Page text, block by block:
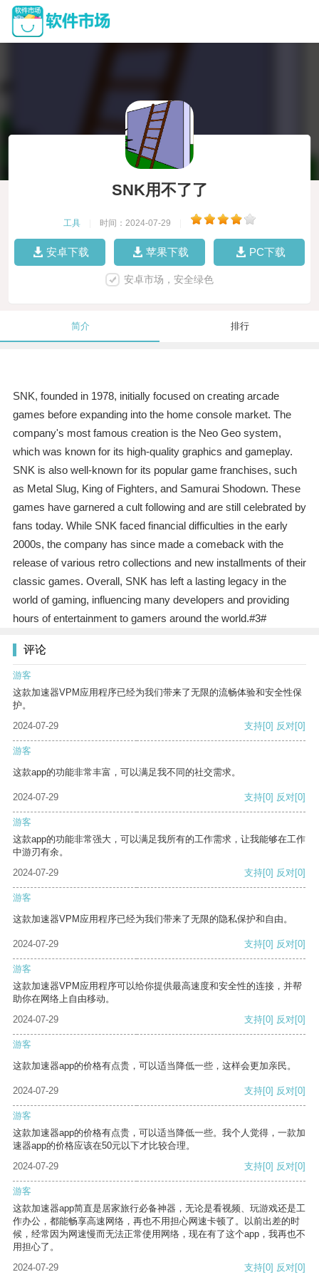
SNK用不了了
工具 时间：2024-07-29
安卓下载 苹果下载 PC下载
安卓市场，安全绿色
简介 排行
SNK, founded in 1978, initially focused on creating arcade
games before expanding into the home console market. The
company's most famous creation is the Neo Geo system,
which was known for its high-quality graphics and gameplay.
SNK is also well-known for its popular game franchises, such
as Metal Slug, King of Fighters, and Samurai Shodown. These
games have garnered a cult following and are still celebrated by
fans today. While SNK faced financial difficulties in the early
2000s, the company has since made a comeback with the
release of various retro collections and new installments of their
classic games. Overall, SNK has left a lasting legacy in the
world of gaming, influencing many developers and providing
hours of entertainment to gamers around the world.#3#
评论
游客
这款加速器VPM应用程序已经为我们带来了无限的流畅体验和安全性保
护。
2024-07-29
支持[0] 反对[0]
游客
这款app的功能非常丰富，可以满足我不同的社交需求。
2024-07-29 支持[0] 反对[0]
游客
这款app的功能非常强大，可以满足我所有的工作需求，让我能够在工作
中游刃有余。
2024-07-29
支持[0] 反对[0]
游客
这款加速器VPM应用程序已经为我们带来了无限的隐私保护和自由。
2024-07-29 支持[0] 反对[0]
游客
这款加速器VPM应用程序可以给你提供最高速度和安全性的连接，并帮
助你在网络上自由移动。
2024-07-29
支持[0] 反对[0]
游客
这款加速器app的价格有点贵，可以适当降低一些，这样会更加亲民。
2024-07-29 支持[0] 反对[0]
游客
这款加速器app的价格有点贵，可以适当降低一些。我个人觉得，一款加
速器app的价格应该在50元以下才比较合理。
2024-07-29
支持[0] 反对[0]
游客
这款加速器app简直是居家旅行必备神器，无论是看视频、玩游戏还是工
作办公，都能畅享高速网络，再也不用担心网速卡顿了。以前出差的时
候，经常因为网速慢而无法正常使用网络，现在有了这个app，我再也不
用担心了。
2024-07-29
支持[0] 反对[0]